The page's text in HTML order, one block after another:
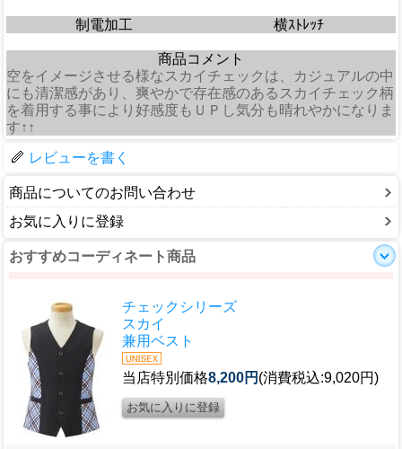
制電加工 横ｽﾄﾚｯﾁ
商品コメント
空をイメージさせる様なスカイチェックは、カジュアルの中
にも清潔感があり、爽やかで存在感のあるスカイチェック柄
を着用する事により好感度もＵＰし気分も晴れやかになりま
す↑↑
レビューを書く
商品についてのお問い合わせ
お気に入りに登録
おすすめコーディネート商品
チェックシリーズ
スカイ
兼用ベスト
当店特別価格8,200円 (消費税込:9,020円)